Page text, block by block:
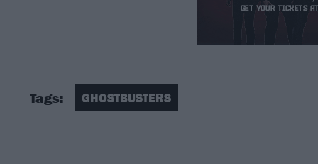
Tags: GHOSTBUSTERS